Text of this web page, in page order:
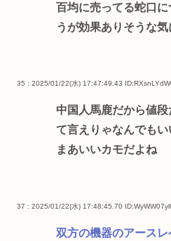
百均に売ってる蛇口
うが効果ありそうな気
35 : 2025/01/22(水) 17:47:49.43
中国人馬鹿だから値
て言えりゃなんでもい
まあいいカモだよね
37 : 2025/01/22(水) 17:48:45.70
双方の機器のアース